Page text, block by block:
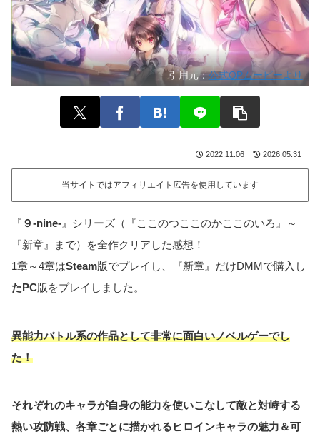
引用元：公式OPムービーより
2022.11.06 2026.05.31
当サイトではアフィリエイト広告を使用しています
『 ９-nine-』シリーズ（『ここのつここのかここのいろ』～
『新章』まで）を全作クリアした感想！
1章～4章はSteam版でプレイし、『新章』だけDMMで購入し
たPC版をプレイしました。
異能力バトル系の作品として非常に面白いノベルゲーでし
た！
それぞれのキャラが自身の能力を使いこなして敵と対峙する
熱い攻防戦、各章ごとに描かれるヒロインキャラの魅力＆可